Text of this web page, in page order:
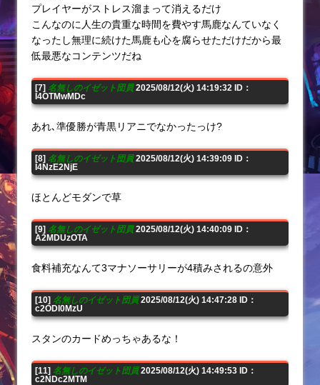
プレイヤーがストレス溜まって消えるだけ
こんなのに人生の貴重な時間を費やす馬鹿なんていなく
なったし無理に続けた馬鹿も心を腐らせただけだから最
低最悪なコンテンツだね
[7] 名無しのイゼット団員2025/08/12(火) 14:19:32 ID：
I4OTMwMDc
あれ､準優勝が青黒リアニでなかったっけ?
[8] 名無しのイゼット団員2025/08/12(火) 14:39:09 ID：
I4NzE2NjE
ほとんどモダンで草
[9] 名無しのイゼット団員2025/08/12(火) 14:40:09 ID：
A2MDUzOTA
食料補充なんて3マナソーサリーが4積みされるの意外
[10] 名無しのイゼット団員2025/08/12(火) 14:47:28 ID：
c2ODI0MzU
スタンのカードめっちゃあるな！
[11] 名無しのイゼット団員2025/08/12(火) 14:49:53 ID：
c2NDc2MTM